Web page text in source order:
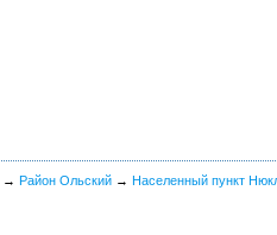
→ Район Ольский → Населенный пункт